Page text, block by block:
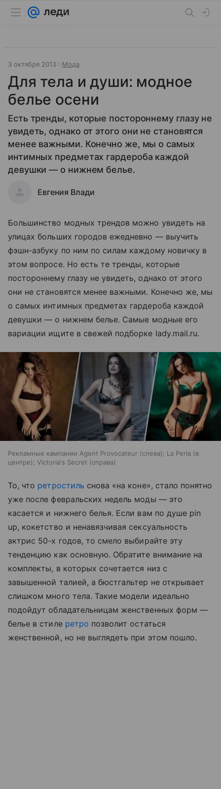
3 октября 2013 Мода
Для тела и души: модное
белье осени
Есть тренды, которые постороннему глазу не
увидеть, однако от этого они не становятся
менее важными. Конечно же, мы о самых
интимных предметах гардероба каждой
девушки — о нижнем белье.
Евгения Влади
Большинство модных трендов можно увидеть на
улицах больших городов ежедневно — выучить
фэшн-азбуку по ним по силам каждому новичку в
этом вопросе. Но есть те тренды, которые
постороннему глазу не увидеть, однако от этого
они не становятся менее важными. Конечно же, мы
о самых интимных предметах гардероба каждой
девушки — о нижнем белье. Самые модные его
вариации ищите в свежей подборке lady.mail.ru.
Рекламные кампании Agent Provocateur (слева); La Perla (в
центре); Victoria's Secret (справа)
То, что ретростиль снова «на коне», стало понятно
уже после февральских недель моды — это
касается и нижнего белья. Если вам по душе pin
up, кокетство и ненавязчивая сексуальность
актрис 50-х годов, то смело выбирайте эту
тенденцию как основную. Обратите внимание на
комплекты, в которых сочетается низ с
завышенной талией, а бюстгальтер не открывает
слишком много тела. Такие модели идеально
подойдут обладательницам женственных форм —
белье в стиле ретро позволит остаться
женственной, но не выглядеть при этом пошло.